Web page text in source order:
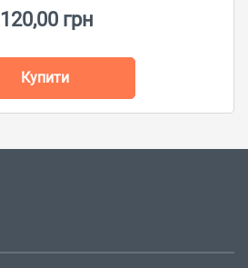
120,00 грн
Купити